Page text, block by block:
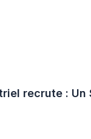
recrute :